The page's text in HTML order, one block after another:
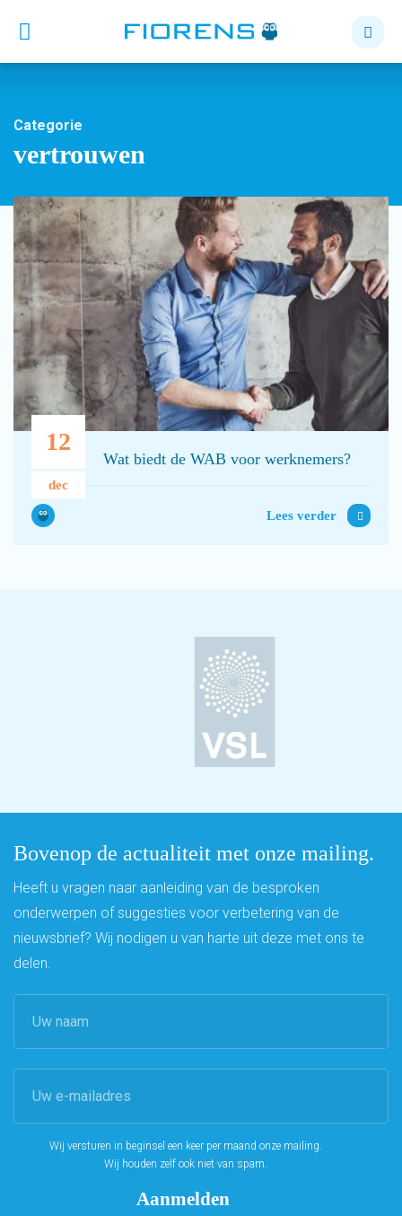
Categorie
vertrouwen
12
dec
Wat biedt de WAB voor werknemers?
Lees verder
Bovenop de actualiteit met onze mailing.
Heeft u vragen naar aanleiding van de besproken
onderwerpen of suggesties voor verbetering van de
nieuwsbrief? Wij nodigen u van harte uit deze met ons te
delen.
Wij versturen in beginsel een keer per maand onze mailing.
Wij houden zelf ook niet van spam.